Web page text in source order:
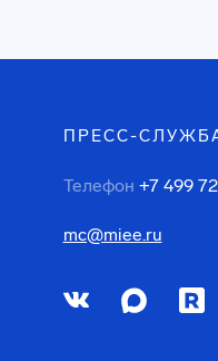
ПРЕСС-
Телефон +7 499
mc@miee.ru